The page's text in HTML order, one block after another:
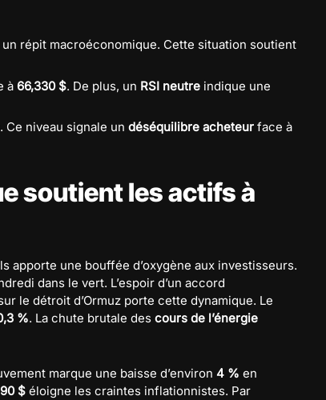
répit macroéconomique. Cette situation soutient
à 66,330 $. De plus, un RSI neutre indique une
niveau signale un déséquilibre acheteur face à
soutient les actifs à
apporte une bouffée d’oxygène aux investisseurs.
dans le vert. L’espoir d’un accord
le détroit d’Ormuz porte cette dynamique. Le
%. La chute brutale des cours de l’énergie
marque une baisse d’environ 4 % en
90 $ éloigne les craintes inflationnistes. Par